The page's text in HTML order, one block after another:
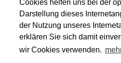
Cookies helfen uns bei der
Darstellung dieses
der Nutzung unseres
erklären Sie sich damit
wir Cookies verwenden.
SERVICES
Transaktionsberatung
Wirtschaftsprüfung
Valuation & Financial Modeling